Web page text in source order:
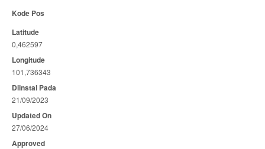
Kode Pos
Latitude
0,462597
Longitude
101,736343
Diinstal Pada
21/09/2023
Updated On
27/06/2024
Approved